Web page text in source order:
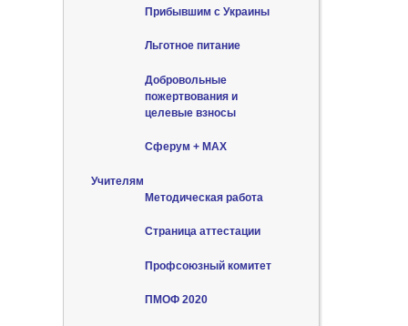
Прибывшим с Украины
Льготное питание
Добровольные
пожертвования и
целевые взносы
Сферум + MAX
Учителям
Методическая работа
Страница аттестации
Профсоюзный комитет
ПМОФ 2020